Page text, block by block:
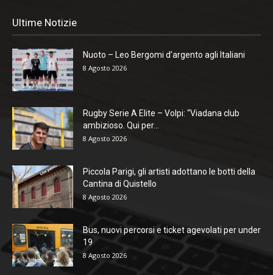
Ultime Notizie
Nuoto – Leo Bergomi d’argento agli Italiani
8 Agosto 2026
Rugby Serie A Elite – Volpi: “Viadana club
ambizioso. Qui per...
8 Agosto 2026
Piccola Parigi, gli artisti adottano le botti della
Cantina di Quistello
8 Agosto 2026
Bus, nuovi percorsi e ticket agevolati per under
19
8 Agosto 2026